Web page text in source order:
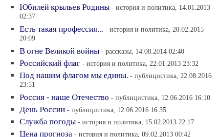
Юбилей крыльев Родины - история и политика, 14.01.2013
02:37
Есть такая профессия... - история и политика, 20.02.2015
20:09
В огне Великой войны - рассказы, 14.08.2014 02:40
Российский флаг - история и политика, 22.01.2013 23:32
Под нашим флагом мы едины. - публицистика, 22.08.2016
23:51
Россия - наше Отечество - публицистика, 12.06.2016 16:10
День России - публицистика, 12.06.2016 16:35
Служба погоды - история и политика, 15.02.2013 22:17
Цена прогноза - история и политика, 09.02.2013 00:42